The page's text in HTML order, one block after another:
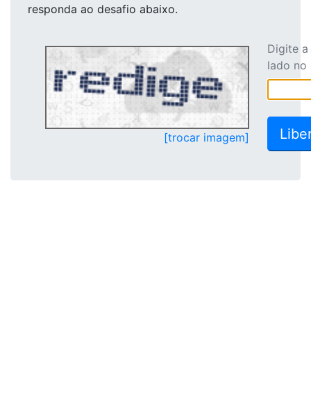
responda ao desafio abaixo.
[trocar imagem]
Digite
lado no